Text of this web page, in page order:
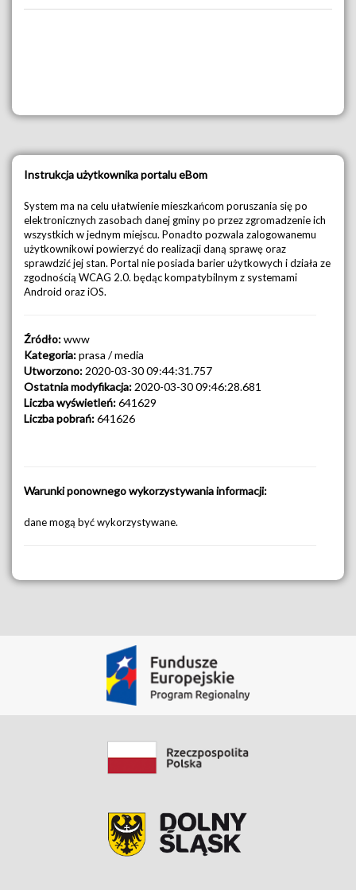
Instrukcja użytkownika portalu eBom
System ma na celu ułatwienie mieszkańcom poruszania się po
elektronicznych zasobach danej gminy po przez zgromadzenie ich
wszystkich w jednym miejscu. Ponadto pozwala zalogowanemu
użytkownikowi powierzyć do realizacji daną sprawę oraz
sprawdzić jej stan. Portal nie posiada barier użytkowych i działa ze
zgodnością WCAG 2.0. będąc kompatybilnym z systemami
Android oraz iOS.
Źródło:www
Kategoria:prasa / media
Utworzono: 2020-03-30 09:44:31.757
Ostatnia modyfikacja: 2020-03-30 09:46:28.681
Liczba wyświetleń:641629
Liczba pobrań:641626
Warunki ponownego wykorzystywania informacji:
dane mogą być wykorzystywane.
Pobierz Zasób
Data modyfikacji: 2020-06-09 10:46:06.267